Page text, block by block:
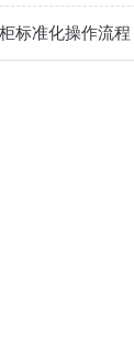
标准化操作流程